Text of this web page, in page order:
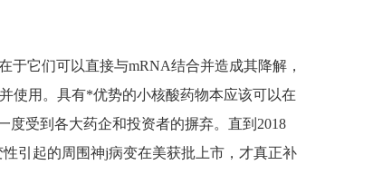
它们可以直接与mRNA结合并造成其降解，
使用。具有*优势的小核酸药物本应该可以在
度受到各大药企和投资者的摒弃。直到2018
引起的周围神j病变在美获批上市，才真正补